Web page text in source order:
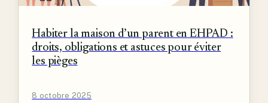
Habiter la maison d’un parent en EHPAD :
droits, obligations et astuces pour éviter
les pièges
8 octobre 2025